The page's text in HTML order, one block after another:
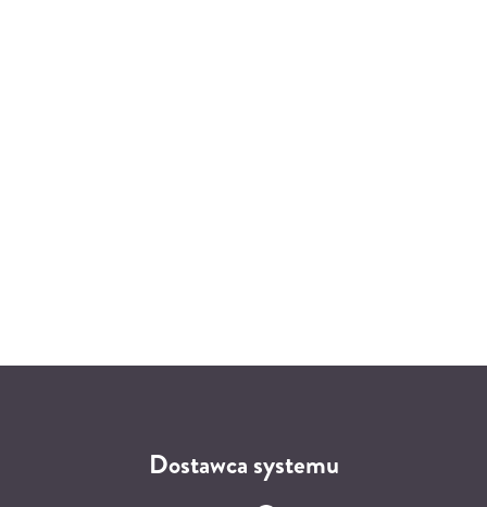
Dostawca systemu